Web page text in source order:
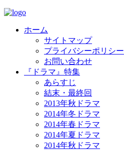
ホーム
サイトマップ
プライバシーポリシー
お問い合わせ
『ドラマ』特集
あらすじ
結末・最終回
2013年秋ドラマ
2014年冬ドラマ
2014年春ドラマ
2014年夏ドラマ
2014年秋ドラマ